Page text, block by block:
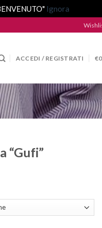
Ignora
ACCEDI / REGISTRATI €
“Gufi”